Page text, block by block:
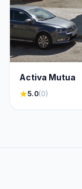
Activa Mutua
star5.0(0)